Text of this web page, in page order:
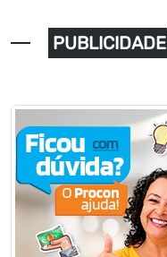
PUBLICIDADE